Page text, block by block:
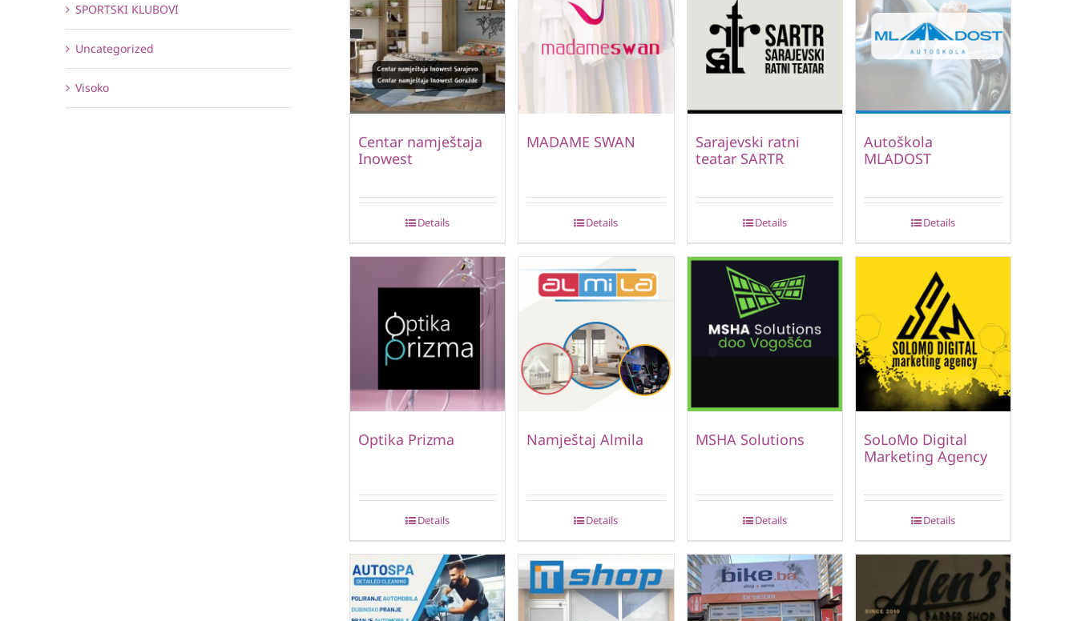
Centar namještaja
Inowest
Details
MADAME SWAN
Details
Sarajevski ratni
teatar SARTR
Details
Autoškola
MLADOST
Details
Optika Prizma
Details
Namještaj Almila
Details
MSHA Solutions
Details
SoLoMo Digital
Marketing Agency
Details
SPORTSKI KLUBOVI
Uncategorized
Visoko